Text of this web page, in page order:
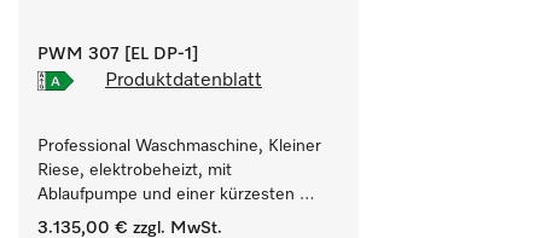
PWM 307 [EL DP-1]
Produktdatenblatt
Professional Waschmaschine, Kleiner
Riese, elektrobeheizt, mit
Ablaufpumpe und einer kürzesten
Laufzeit von 59 min für einen hohen
3.135,00 € zzgl. MwSt.